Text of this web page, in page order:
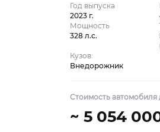
Год выпуска
2023 г.
Мощность
328 л.с.
Кузов:
Внедорожник
Стоимость автомобиля
~ 5 054